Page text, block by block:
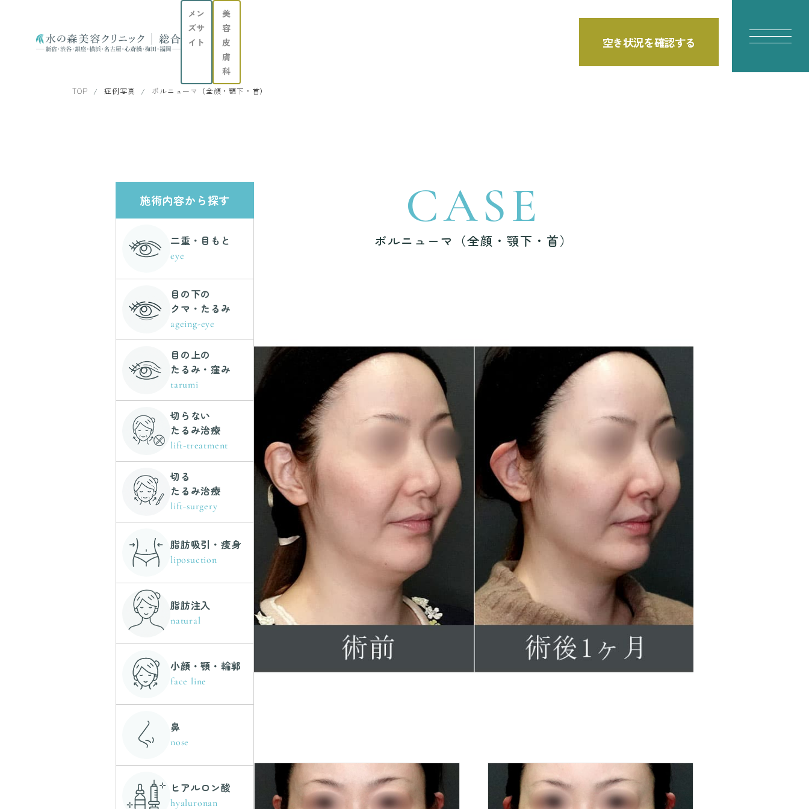
メン
ズサ
イト
美
容
皮
膚
科
空き状況を確認する
TOP 症例写真 ボルニューマ（全顔・顎下・首）
CASE
ボルニューマ（全顔・顎下・首）
施術内容から探す
二重・目もと
eye
目の下の
クマ・たるみ
ageing-eye
目の上の
たるみ・窪み
tarumi
切らない
たるみ治療
lift-treatment
切る
たるみ治療
lift-surgery
脂肪吸引・痩身
liposuction
脂肪注入
natural
小顔・顎・輪郭
face line
鼻
nose
ヒアルロン酸
hyaluronan